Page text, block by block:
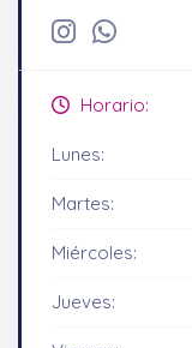
Horario:
Lunes:
Martes:
Miércoles:
Jueves: